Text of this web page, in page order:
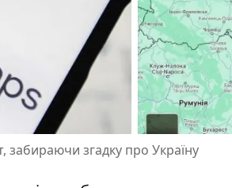
забираючи згадку про Україну